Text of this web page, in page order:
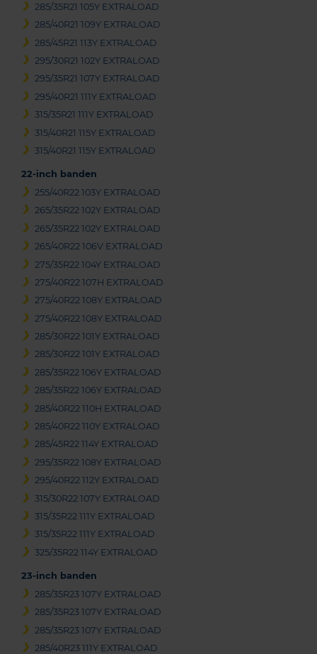
285/35R21 105Y EXTRALOAD
285/40R21 109Y EXTRALOAD
285/45R21 113Y EXTRALOAD
295/30R21 102Y EXTRALOAD
295/35R21 107Y EXTRALOAD
295/40R21 111Y EXTRALOAD
315/35R21 111Y EXTRALOAD
315/40R21 115Y EXTRALOAD
315/40R21 115Y EXTRALOAD
22-inch banden
255/40R22 103Y EXTRALOAD
265/35R22 102Y EXTRALOAD
265/35R22 102Y EXTRALOAD
265/40R22 106V EXTRALOAD
275/35R22 104Y EXTRALOAD
275/40R22 107H EXTRALOAD
275/40R22 108Y EXTRALOAD
275/40R22 108Y EXTRALOAD
285/30R22 101Y EXTRALOAD
285/30R22 101Y EXTRALOAD
285/35R22 106Y EXTRALOAD
285/35R22 106Y EXTRALOAD
285/40R22 110H EXTRALOAD
285/40R22 110Y EXTRALOAD
285/45R22 114Y EXTRALOAD
295/35R22 108Y EXTRALOAD
295/40R22 112Y EXTRALOAD
315/30R22 107Y EXTRALOAD
315/35R22 111Y EXTRALOAD
315/35R22 111Y EXTRALOAD
325/35R22 114Y EXTRALOAD
23-inch banden
285/35R23 107Y EXTRALOAD
285/35R23 107Y EXTRALOAD
285/35R23 107Y EXTRALOAD
285/40R23 111Y EXTRALOAD